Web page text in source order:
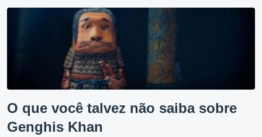
O que você talvez não saiba sobre
Genghis Khan